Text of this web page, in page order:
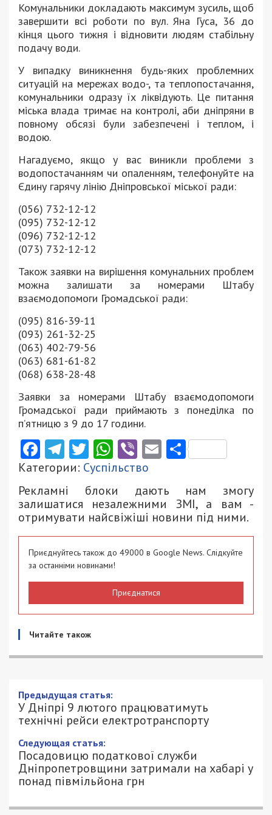
Комунальники докладають максимум зусиль, щоб
завершити всі роботи по вул. Яна Гуса, 36 до
кінця цього тижня і відновити людям стабільну
подачу води.
У випадку виникнення будь-яких проблемних
ситуацій на мережах водо-, та теплопостачання,
комунальники одразу їх ліквідують. Це питання
міська влада тримає на контролі, аби дніпряни в
повному обсязі були забезпечені і теплом, і
водою.
Нагадуємо, якщо у вас виникли проблеми з
водопостачанням чи опаленням, телефонуйте на
Єдину гарячу лінію Дніпровської міської ради:
(056) 732-12-12
(095) 732-12-12
(096) 732-12-12
(073) 732-12-12
Також заявки на вирішення комунальних проблем
можна залишати за номерами Штабу
взаємодопомоги Громадської ради:
(095) 816-39-11
(093) 261-32-25
(063) 402-79-56
(063) 681-61-82
(068) 638-28-48
Заявки за номерами Штабу взаємодопомоги
Громадської ради приймають з понеділка по
п’ятницю з 9 до 17 години.
Facebook
Telegram
Twitter
WhatsApp
ViberEmail
Категории: Суспільство
Рекламні блоки дають нам змогу
залишатися незалежними ЗМІ, а вам -
отримувати найсвіжіші новини під ними.
Приєднуйтесь також до 49000 в Google News. Слідкуйте
за останніми новинами!
Приєднатися
Читайте також
Предыдущая статья:
У Дніпрі 9 лютого працюватимуть
технічні рейси електротранспорту
Следующая статья:
Посадовицю податкової служби
Дніпропетровщини затримали на хабарі у
понад півмільйона грн